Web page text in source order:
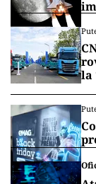
Vrei să fii